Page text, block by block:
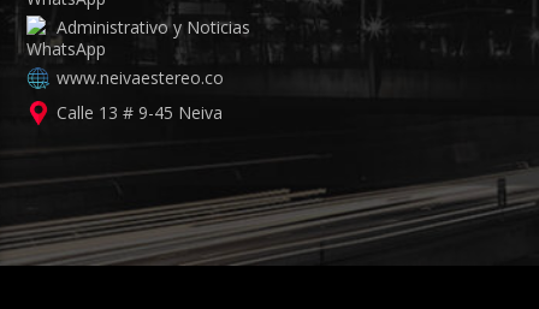
Administrativo y Noticias
www.neivaestereo.co
Calle 13 # 9-45 Neiva